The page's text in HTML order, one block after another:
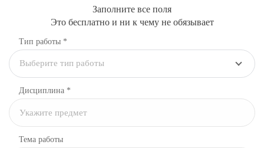
Заполните все поля
Это бесплатно и ни к чему не обязывает
Тип работы *
Выберите тип работы
Дисциплина *
Тема работы